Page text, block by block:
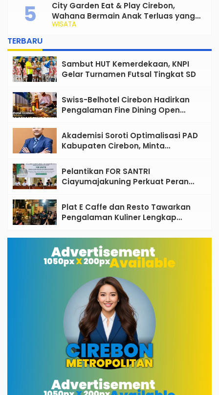
WISATA
City Garden Eat & Play Cirebon,
Wahana Bermain Anak Terluas yang
Siap Jadi Favorit Keluarga
TERBARU
Sambut HUT Kemerdekaan, KNPI
Gelar Turnamen Futsal Tingkat SD
Swiss-Belhotel Cirebon Hadirkan
Pengalaman Fine Dining Open
Akademisi Soroti Optimalisasi PAD
Kabupaten Cirebon, Minta
Sekadar Wacana
Pelantikan FOR SANTRI
Ciayumajakuning Perkuat Peran
Umat
Plat E Caffe dan Resto Tawarkan
Pengalaman Kuliner Lengkap
Cirebon